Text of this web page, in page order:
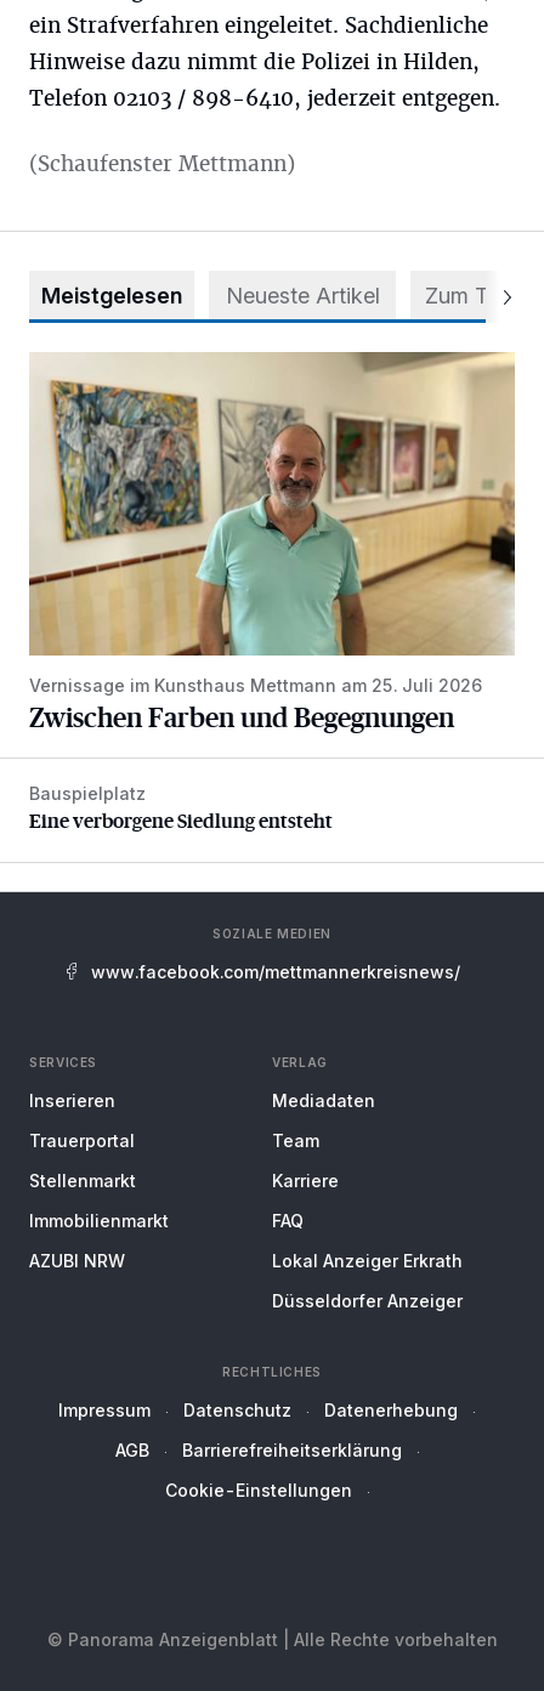
ein Strafverfahren eingeleitet. Sachdienliche
Hinweise dazu nimmt die Polizei in Hilden,
Telefon 02103 / 898-6410, jederzeit entgegen.
(Schaufenster Mettmann)
Meistgelesen Neueste Artikel Zum Thema
Vernissage im Kunsthaus Mettmann am 25. Juli 2026
Zwischen Farben und Begegnungen
Eine verborgene Siedlung entsteht
Bauspielplatz
Eine verborgene Siedlung entsteht
SOZIALE MEDIEN
www.facebook.com/mettmannerkreisnews/
SERVICES
Inserieren
Trauerportal
Stellenmarkt
Immobilienmarkt
AZUBI NRW
VERLAG
Mediadaten
Team
Karriere
FAQ
Lokal Anzeiger Erkrath
Düsseldorfer Anzeiger
RECHTLICHES
Impressum Datenschutz
Datenerhebung
AGB
Barrierefreiheitserklärung
Cookie-Einstellungen
© Panorama Anzeigenblatt | Alle Rechte vorbehalten